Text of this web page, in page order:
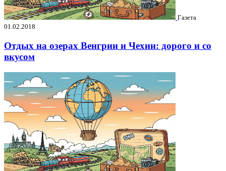
Газета
01.02.2018
Отдых на озерах Венгрии и Чехии: дорого и со
вкусом